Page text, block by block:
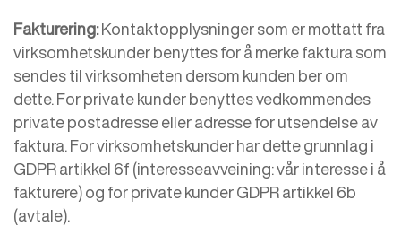
Fakturering:Kontaktopplysninger som er mottatt fra
virksomhetskunder benyttes for å merke faktura som
sendes til virksomheten dersom kunden ber om
dette. For private kunder benyttes vedkommendes
private postadresse eller adresse for utsendelse av
faktura. For virksomhetskunder har dette grunnlag i
GDPR artikkel 6f (interesseavveining: vår interesse i å
fakturere) og for private kunder GDPR artikkel 6b
(avtale).